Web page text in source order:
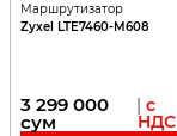
Маршрутизатор
Zyxel LTE7460-M608
3 299 000
сум
| с
НДС